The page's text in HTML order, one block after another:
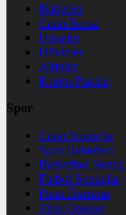
Haberler
Canlı Borsa
Hisseler
Dövizler
Altınlar
Kripto Paralar
Spor
Canlı Sonuçlar
Spor Haberleri
Basketbol
Futbol Sonuçlar
Puan Durumu
Tüm Oranlar